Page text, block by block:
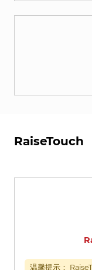
RaiseTouch
温馨提示：